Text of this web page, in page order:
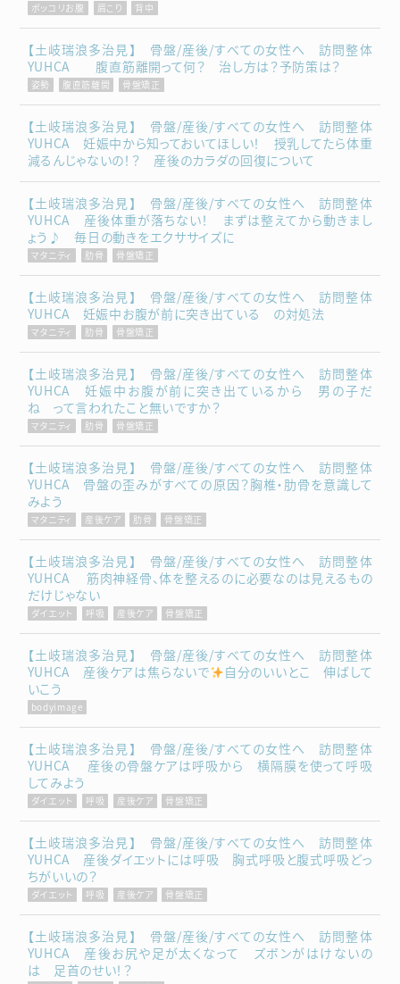
ポッコリお腹 肩こり 背中
【土岐瑞浪多治見】 骨盤/産後/すべての女性へ 訪問整体
YUHCA 腹直筋離開って何？ 治し方は？予防策は？
姿勢 腹直筋離開 骨盤矯正
【土岐瑞浪多治見】 骨盤/産後/すべての女性へ 訪問整体
YUHCA 妊娠中から知っておいてほしい！ 授乳してたら体重
減るんじゃないの！？ 産後のカラダの回復について
【土岐瑞浪多治見】 骨盤/産後/すべての女性へ 訪問整体
YUHCA 産後体重が落ちない！ まずは整えてから動きまし
ょう♪ 毎日の動きをエクササイズに
マタニティ 肋骨 骨盤矯正
【土岐瑞浪多治見】 骨盤/産後/すべての女性へ 訪問整体
YUHCA 妊娠中お腹が前に突き出ている の対処法
マタニティ 肋骨 骨盤矯正
【土岐瑞浪多治見】 骨盤/産後/すべての女性へ 訪問整体
YUHCA 妊娠中お腹が前に突き出ているから 男の子だ
ね って言われたこと無いですか？
マタニティ 肋骨 骨盤矯正
【土岐瑞浪多治見】 骨盤/産後/すべての女性へ 訪問整体
YUHCA 骨盤の歪みがすべての原因？胸椎・肋骨を意識して
みよう
マタニティ 産後ケア 肋骨 骨盤矯正
【土岐瑞浪多治見】 骨盤/産後/すべての女性へ 訪問整体
YUHCA 筋肉神経骨、体を整えるのに必要なのは見えるもの
だけじゃない
ダイエット 呼吸 産後ケア 骨盤矯正
【土岐瑞浪多治見】 骨盤/産後/すべての女性へ 訪問整体
YUHCA 産後ケアは焦らないで
自分のいいとこ 伸ばして
いこう
bodyimage
【土岐瑞浪多治見】 骨盤/産後/すべての女性へ 訪問整体
YUHCA 産後の骨盤ケアは呼吸から 横隔膜を使って呼吸
してみよう
ダイエット 呼吸 産後ケア 骨盤矯正
【土岐瑞浪多治見】 骨盤/産後/すべての女性へ 訪問整体
YUHCA 産後ダイエットには呼吸 胸式呼吸と腹式呼吸どっ
ちがいいの？
ダイエット 呼吸 産後ケア 骨盤矯正
【土岐瑞浪多治見】 骨盤/産後/すべての女性へ 訪問整体
YUHCA 産後お尻や足が太くなって ズボンがはけないの
は 足首のせい！？